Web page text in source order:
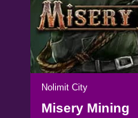
Nolimit City
Misery Mining